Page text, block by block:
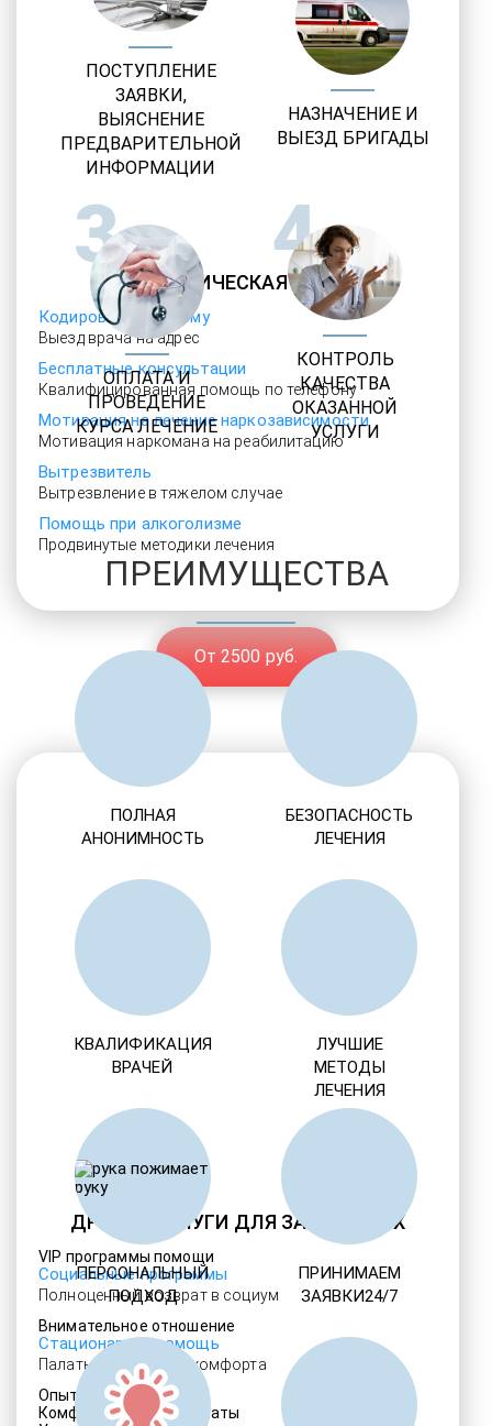
НАРКОЛОГИЧЕСКАЯ ПОМОЩЬ
Кодирование на дому
Выезд врача на адрес
Бесплатные консультации
Квалифицированная помощь по телефону
Мотивация на лечение наркозависимости
Мотивация наркомана на реабилитацию
Вытрезвитель
Вытрезвление в тяжелом случае
Помощь при алкоголизме
Продвинутые методики лечения
От 2500 руб.
ДРУГИЕ УСЛУГИ ДЛЯ ЗАВИСИМЫХ
VIP программы помощи
Социальные программы
Полноценный возврат в социум
Внимательное отношение
Стационарная помощь
Палаты различного комфорта
Опытные медики
Комфортабельные палаты
ПОСТУПЛЕНИЕ
ЗАЯВКИ,
ВЫЯСНЕНИЕ
ПРЕДВАРИТЕЛЬНОЙ
ИНФОРМАЦИИ
НАЗНАЧЕНИЕ И
ВЫЕЗД БРИГАДЫ
3
ОПЛАТА И
ПРОВЕДЕНИЕ
КУРСА ЛЕЧЕНИЕ
4
КОНТРОЛЬ
КАЧЕСТВА
ОКАЗАННОЙ
УСЛУГИ
ПРЕИМУЩЕСТВА
ПОЛНАЯ
АНОНИМНОСТЬ
БЕЗОПАСНОСТЬ
ЛЕЧЕНИЯ
КВАЛИФИКАЦИЯ
ВРАЧЕЙ
ЛУЧШИЕ
МЕТОДЫ
ЛЕЧЕНИЯ
ПЕРСОНАЛЬНЫЙ
ПОДХОД
ПРИНИМАЕМ
ЗАЯВКИ24/7